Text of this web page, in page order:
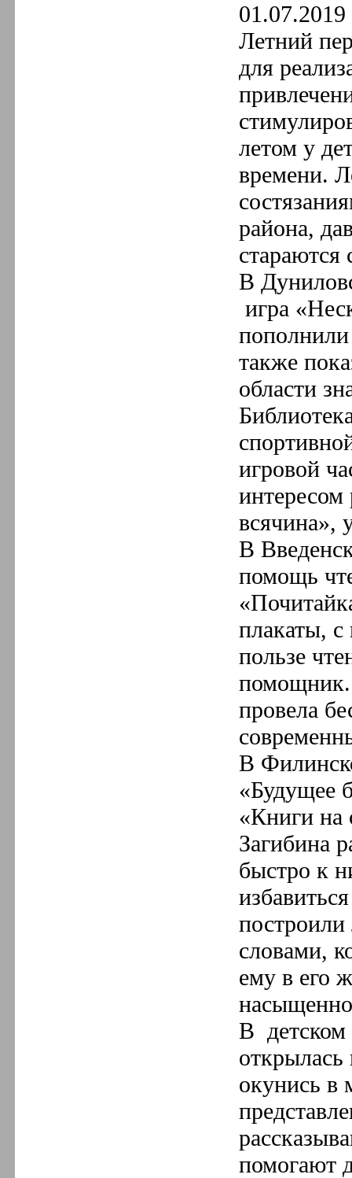
01.07.2019
Летний
для
летом у
времени.
района,
стараются
В
игра
пополнили
также
области
игровой
интересом
всячина»,
В
помощь
плакаты,
пользе
провела
В
«Будущее
«Книги на
Загибина
быстро к
построили
словами,
ему в его
В детском
открылась
окунись в
помогают